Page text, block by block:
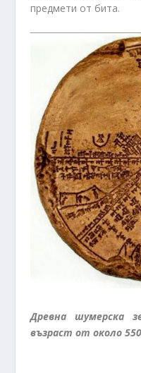
предмети от бита.
Древна шумерска
възраст от около